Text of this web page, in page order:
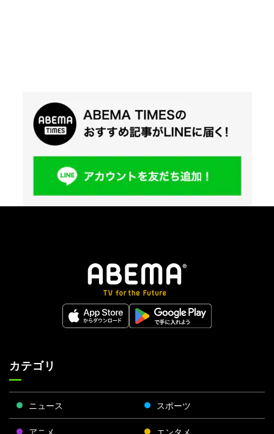
カテゴリ
ニュース スポーツ
アニメ エンタメ